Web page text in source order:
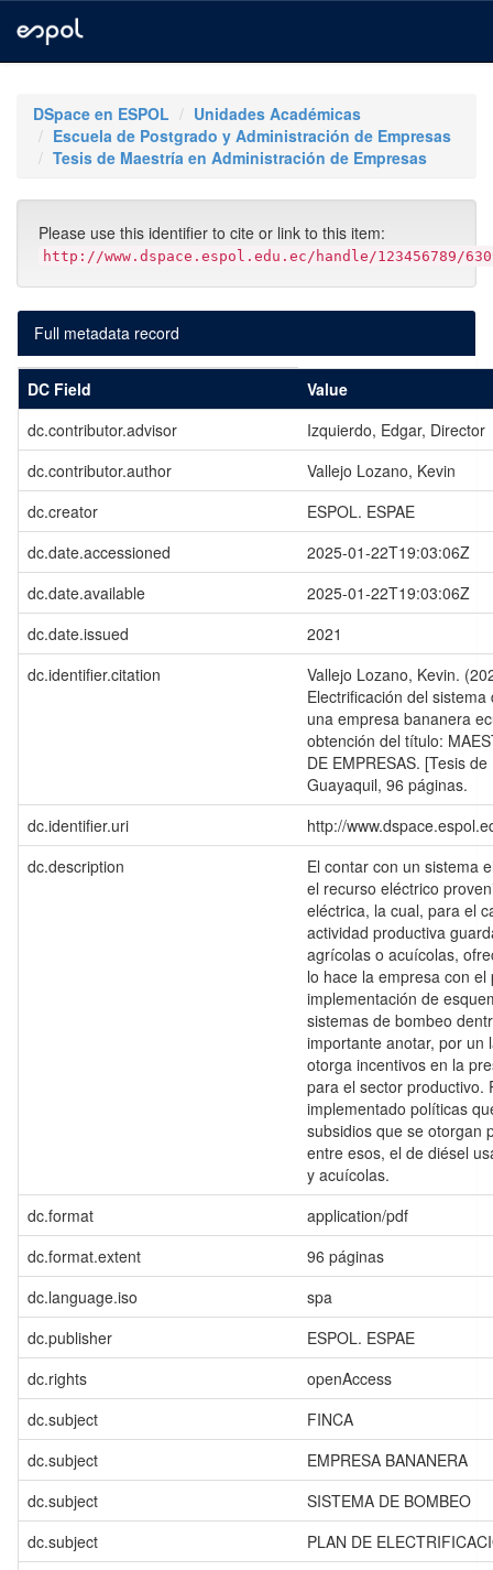
navigationDSpace en ESPOL
Unidades Académicas
Escuela de Postgrado y Administración de Empresas
Tesis de Maestría en Administración de Empresas
Please use this identifier to cite or link to this item:
http://www.dspace.espol.edu.ec/handle/123456789/
Full metadata record
DC Field
Value
dc.contributor.advisor
Izquierdo, Edgar, Director
dc.contributor.author
Vallejo Lozano, Kevin
dc.creator
ESPOL. ESPAE
dc.date.accessioned
2025-01-22T19:03:06Z
dc.date.available
2025-01-22T19:03:06Z
dc.date.issued
2021
dc.identifier.citation
Vallejo Lozano, Kevin.
Electrificación del
una empresa bananera
obtención del título:
DE EMPRESAS. [Tesis
Guayaquil, 96 páginas.
dc.identifier.uri
http://
dc.description
El contar con un sistema
el recurso eléctrico
eléctrica, la cual, para el
actividad productiva
agrícolas o acuícolas,
lo hace la empresa con
implementación de
sistemas de bombeo
importante anotar, por un
otorga incentivos en la
para el sector productivo.
implementado políticas
subsidios que se otorgan
entre esos, el de diésel
y acuícolas.
dc.format
application/pdf
dc.format.extent
96 páginas
dc.language.iso
spa
dc.publisher
ESPOL. ESPAE
dc.rights
openAccess
dc.subject
FINCA
dc.subject
EMPRESA BANANERA
dc.subject
SISTEMA DE BOMBEO
dc.subject
PLAN DE